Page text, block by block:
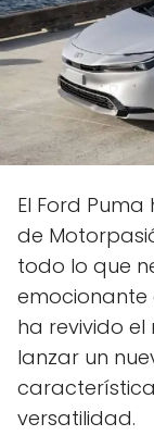
El Ford
de
todo lo que
emocionante
ha revivido
lanzar un
versatilidad.